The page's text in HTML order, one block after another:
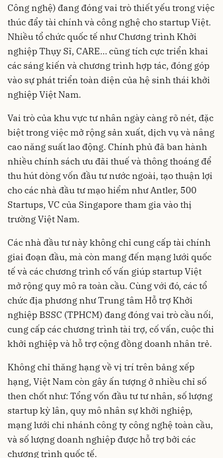
Công nghệ) đang đóng vai trò thiết yếu trong việc
thúc đẩy tài chính và công nghệ cho startup Việt.
Nhiều tổ chức quốc tế như Chương trình Khởi
nghiệp Thụy Sĩ, CARE… cũng tích cực triển khai
các sáng kiến và chương trình hợp tác, đóng góp
vào sự phát triển toàn diện của hệ sinh thái khởi
nghiệp Việt Nam.
Vai trò của khu vực tư nhân ngày càng rõ nét, đặc
biệt trong việc mở rộng sản xuất, dịch vụ và nâng
cao năng suất lao động. Chính phủ đã ban hành
nhiều chính sách ưu đãi thuế và thông thoáng để
thu hút dòng vốn đầu tư nước ngoài, tạo thuận lợi
cho các nhà đầu tư mạo hiểm như Antler, 500
Startups, VC của Singapore tham gia vào thị
trường Việt Nam.
Các nhà đầu tư này không chỉ cung cấp tài chính
giai đoạn đầu, mà còn mang đến mạng lưới quốc
tế và các chương trình cố vấn giúp startup Việt
mở rộng quy mô ra toàn cầu. Cùng với đó, các tổ
chức địa phương như Trung tâm Hỗ trợ Khởi
nghiệp BSSC (TPHCM) đang đóng vai trò cầu nối,
cung cấp các chương trình tài trợ, cố vấn, cuộc thi
khởi nghiệp và hỗ trợ cộng đồng doanh nhân trẻ.
Không chỉ thăng hạng về vị trí trên bảng xếp
hạng, Việt Nam còn gây ấn tượng ở nhiều chỉ số
then chốt như: Tổng vốn đầu tư tư nhân, số lượng
startup kỳ lân, quy mô nhân sự khởi nghiệp,
mạng lưới chi nhánh công ty công nghệ toàn cầu,
và số lượng doanh nghiệp được hỗ trợ bởi các
chương trình quốc tế.